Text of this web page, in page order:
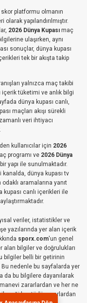
platformu olmanın
yapılandırılmıştır.
2026 Dünya Kupasımaç
ulaşırken, aynı
sonuçlar, dünya kupası
tek bir akışta takip
yalnızca maç takibi
içerik tüketimi ve anlık bilgi
dünya kupası canlı,
maçları akışı sürekli
veri ihtiyacı
kullanıcılar için 2026
programı ve 2026 Dünya
yapı ile sunulmaktadır.
kanalda, dünya kupası tv
aramalarına yanıt
kupası canlı içerikleri ile
veriler, istatistikler ve
yazılarında yer alan içerik
sporx.com'un genel
alan bilgiler ve doğrulukları
bilgiler belli bir getirinin
nedenle bu sayfalarda yer
bu bilgilere dayanılarak
zararlardan ve her ne
her türlü zararlardan